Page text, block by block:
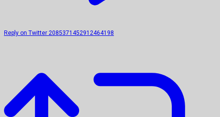
Reply on Twitter 2085371452912464198